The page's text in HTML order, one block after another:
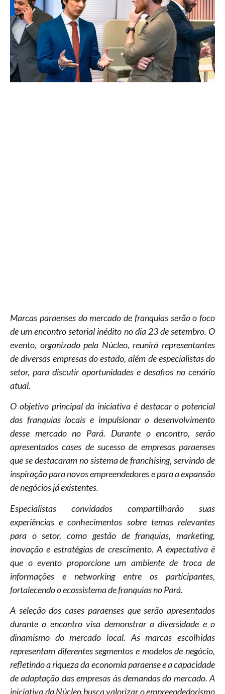
Marcas paraenses do mercado de franquias serão o foco
de um encontro setorial inédito no dia 23 de setembro. O
evento, organizado pela Núcleo, reunirá representantes
de diversas empresas do estado, além de especialistas do
setor, para discutir oportunidades e desafios no cenário
atual.
O objetivo principal da iniciativa é destacar o potencial
das franquias locais e impulsionar o desenvolvimento
desse mercado no Pará. Durante o encontro, serão
apresentados cases de sucesso de empresas paraenses
que se destacaram no sistema de franchising, servindo de
inspiração para novos empreendedores e para a expansão
de negócios já existentes.
Especialistas convidados compartilharão suas
experiências e conhecimentos sobre temas relevantes
para o setor, como gestão de franquias, marketing,
inovação e estratégias de crescimento. A expectativa é
que o evento proporcione um ambiente de troca de
informações e networking entre os participantes,
fortalecendo o ecossistema de franquias no Pará.
A seleção dos cases paraenses que serão apresentados
durante o encontro visa demonstrar a diversidade e o
dinamismo do mercado local. As marcas escolhidas
representam diferentes segmentos e modelos de negócio,
refletindo a riqueza da economia paraense e a capacidade
de adaptação das empresas às demandas do mercado. A
iniciativa da Núcleo busca valorizar o empreendedorismo